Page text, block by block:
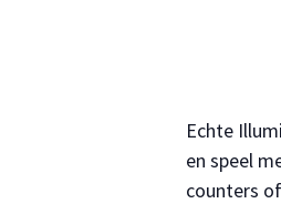
Echte
en speel
counters